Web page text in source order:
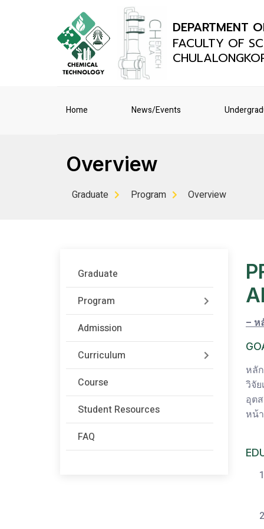
DEPARTMENT
FACULTY OF
Home News/Events
Overview
Graduate Program Overview
Graduate
Program
Admission
Curriculum
Course
Student Resources
FAQ
– ห
หลั
วิจั
อุต
หน้